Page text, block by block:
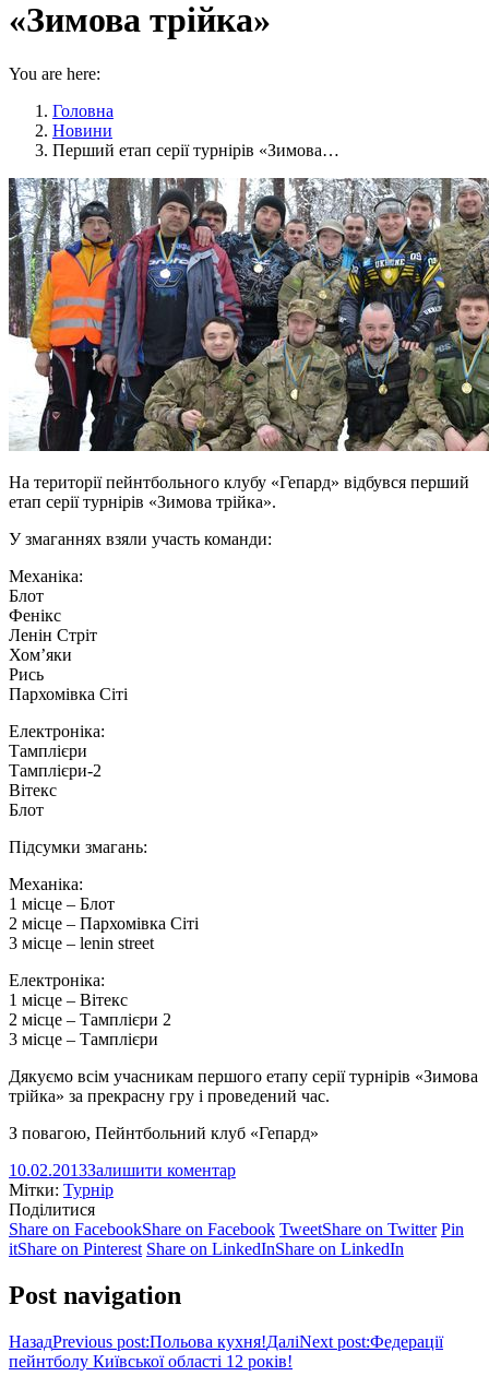
«Зимова трійка»
You are here:
Головна
Новини
Перший етап серії турнірів «Зимова…
На території пейнтбольного клубу «Гепард» відбувся перший
етап серії турнірів «Зимова трійка».
У змаганнях взяли участь команди:
Механіка:
Блот
Фенікс
Ленін Стріт
Хом’яки
Рись
Пархомівка Сіті
Електроніка:
Тамплієри
Тамплієри-2
Вітекс
Блот
Підсумки змагань:
Механіка:
1 місце – Блот
2 місце – Пархомівка Сіті
3 місце – lenin street
Електроніка:
1 місце – Вітекс
2 місце – Тамплієри 2
3 місце – Тамплієри
Дякуємо всім учасникам першого етапу серії турнірів «Зимова
трійка» за прекрасну гру і проведений час.
З повагою, Пейнтбольний клуб «Гепард»
10.02.2013Залишити коментар
Мітки: Турнір
Поділитися
Share on FacebookShare on Facebook TweetShare on Twitter Pin
itShare on Pinterest Share on LinkedInShare on LinkedIn
Post navigation
НазадPrevious post:Польова кухня!ДаліNext post:Федерації
пейнтболу Київської області 12 років!